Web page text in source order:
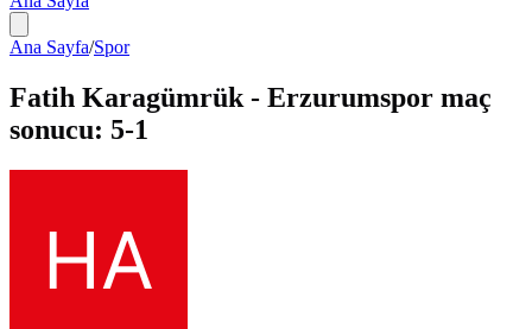
Ana Sayfa/Spor
Fatih Karagümrük - Erzurumspor maç
sonucu: 5-1